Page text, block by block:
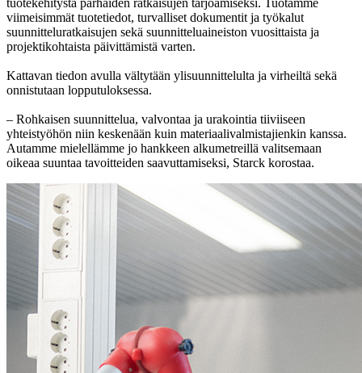
viimeisimmät tuotetiedot, turvalliset dokumentit ja työkalut
suunnitteluratkaisujen sekä suunnitteluaineiston vuosittaista ja
projektikohtaista päivittämistä varten.
Kattavan tiedon avulla vältytään ylisuunnittelulta ja virheiltä sekä
onnistutaan lopputuloksessa.
– Rohkaisen suunnittelua, valvontaa ja urakointia tiiviiseen
yhteistyöhön niin keskenään kuin materiaalivalmistajienkin kanssa.
Autamme mielellämme jo hankkeen alkumetreillä valitsemaan
oikeaa suuntaa tavoitteiden saavuttamiseksi, Starck korostaa.